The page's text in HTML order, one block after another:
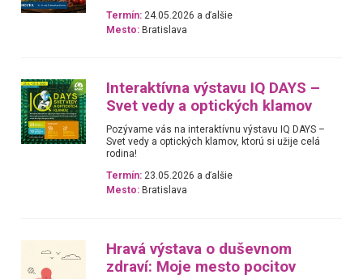
Termín: 24.05.2026 a ďalšie
Mesto: Bratislava
Interaktívna výstavu IQ DAYS –
Svet vedy a optických klamov
Pozývame vás na interaktívnu výstavu IQ DAYS –
Svet vedy a optických klamov, ktorú si užije celá
rodina!
Termín: 23.05.2026 a ďalšie
Mesto: Bratislava
Hravá výstava o duševnom
zdraví: Moje mesto pocitov